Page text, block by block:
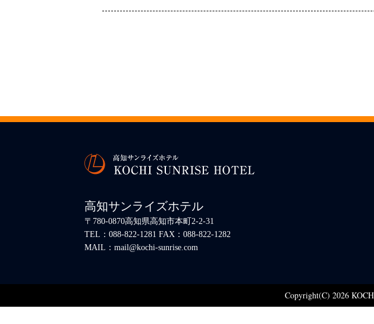
高知サンライズホテル
〒780-0870高知県高知市本町2-2-31
TEL：088-822-1281 FAX：088-822-1282
MAIL：mail@kochi-sunrise.com
Copyright(C) 2026